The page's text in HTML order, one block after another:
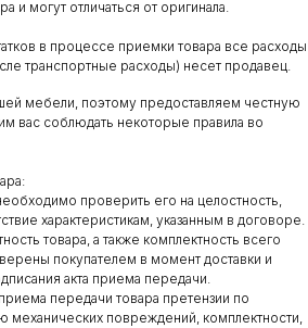
и могут отличаться от оригинала.
в процессе приемки товара все расходы
транспортные расходы) несет продавец.
мебели, поэтому предоставляем честную
вас соблюдать некоторые правила во
проверить его на целостность,
характеристикам, указанным в договоре.
товара, а также комплектность всего
покупателем в момент доставки и
акта приема передачи.
передачи товара претензии по
механических повреждений, комплектности,